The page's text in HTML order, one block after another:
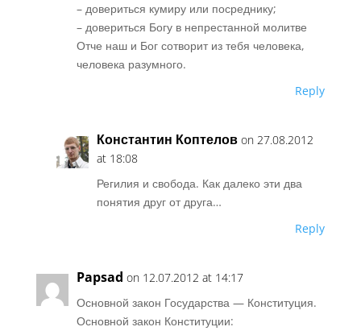
– довериться кумиру или посреднику;
– довериться Богу в непрестанной молитве
Отче наш и Бог сотворит из тебя человека,
человека разумного.
Reply
Константин Коптелов on 27.08.2012
at 18:08
Регилия и свобода. Как далеко эти два
понятия друг от друга…
Reply
Papsad on 12.07.2012 at 14:17
Основной закон Государства — Конституция.
Основной закон Конституции: